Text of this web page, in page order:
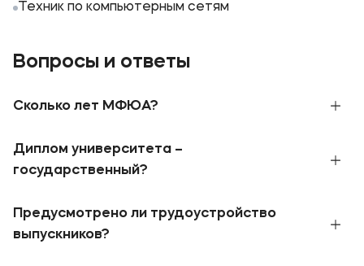
Техник по компьютерным сетям
Вопросы и ответы
Сколько лет МФЮА?
Москвы и Ассоциации международного
образования была создана Московская
надзору в сфере образования и науки МФЮА
присвоили статус Университета,
Диплом университета –
государственный?
государственнойаккредитацией, что
подтверждает доверие государства. Это
Предусмотрено ли трудоустройство
выпускников?